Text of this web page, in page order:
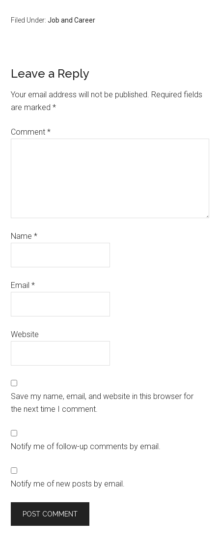
Filed Under:Job and Career
Leave a Reply
Your email address will not be published. Required fields
are marked*
Comment*
Name*
Email*
Website
Save my name, email, and website in this browser for
the next time I comment.
Notify me of follow-up comments by email.
Notify me of new posts by email.